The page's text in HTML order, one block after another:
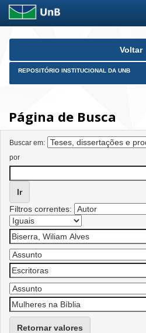
Skip
Voltar
REPOSITÓRIO INSTITUCIONAL DA UNB
Página de Busca
Buscar em:
por
Filtros correntes:
Retornar valores